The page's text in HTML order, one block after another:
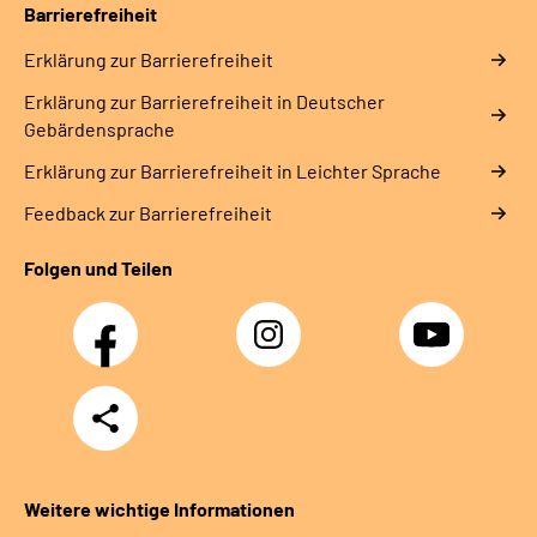
Gebärdensprache
Leichte Sprache
Barrierefreiheit
Erklärung zur Barrierefreiheit
Erklärung zur Barrierefreiheit in Deutscher
Gebärdensprache
Erklärung zur Barrierefreiheit in Leichter Sprache
Feedback zur Barrierefreiheit
Folgen und Teilen
Facebook Instagram YouTube
Teilen
Weitere wichtige Informationen